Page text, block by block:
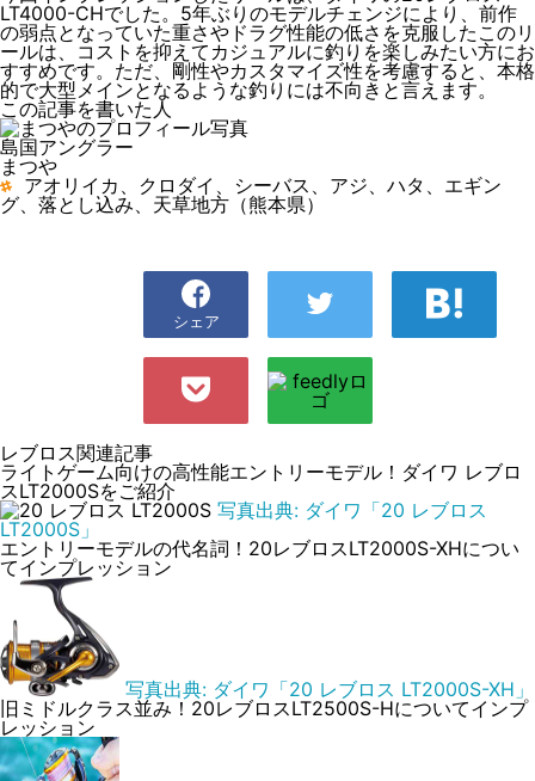
LT4000-CHでした。5年ぶりのモデルチェンジにより、前作
の弱点となっていた重さやドラグ性能の低さを克服したこのリ
ールは、 コストを抑えてカジュアルに釣りを楽しみたい方にお
すすめです。ただ、剛性やカスタマイズ性を考慮すると、本格
的で大型メインとなるような釣りには不向きと言えます。
この記事を書いた人
島国アングラー
まつや
アオリイカ、クロダイ、シーバス、アジ、ハタ、エギン
グ、落とし込み、天草地方（熊本県）
シェア
レブロス関連記事
ライトゲーム向けの高性能エントリーモデル！ダイワ レブロ
スLT2000Sをご紹介
写真出典: ダイワ「20 レブロス
LT2000S」
エントリーモデルの代名詞！20レブロスLT2000S-XHについ
てインプレッション
写真出典: ダイワ「20 レブロス LT2000S-XH」
旧ミドルクラス並み！20レブロスLT2500S-Hについてインプ
レッション